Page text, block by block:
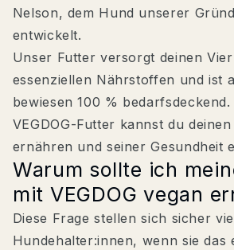
Nelson, dem Hund unserer
entwickelt.
Unser Futter versorgt deinen
essenziellen Nährstoffen und ist
bewiesen 100 % bedarfsdeckend.
VEGDOG-Futter kannst du
ernähren und seiner Gesundheit
Warum sollte ich
mit VEGDOG vegan
Diese Frage stellen sich sicher
Hundehalter:innen, wenn sie das